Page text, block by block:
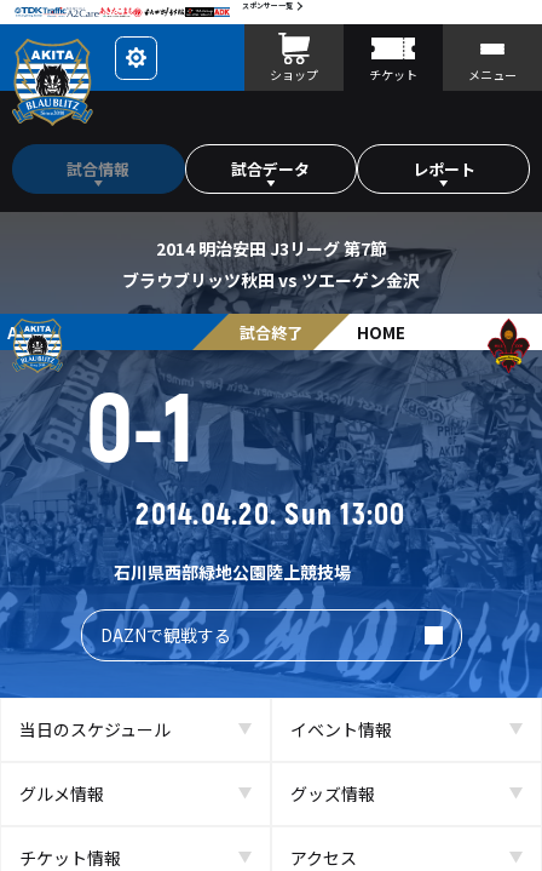
スポンサー一覧
レ
イ
ア
を
タ
マ
ズ
ショップ チケット メニュー
試合情報 試合データ レポート
2014 明治安田 J3リーグ 第7節
ブラウブリッツ秋田 vs ツエーゲン金沢
AWAY 試合終了 HOME
0-1
2014.04.20. Sun 13:00
石川県西部緑地公園陸上競技場
DAZNで観戦する
当日のスケジュール イベント情報
グルメ情報 グッズ情報
チケット情報 アクセス